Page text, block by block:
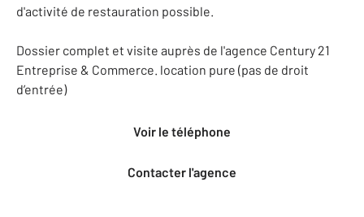
d'activité de restauration possible.
Dossier complet et visite auprès de l'agence Century 21
Entreprise & Commerce. location pure (pas de droit
d’entrée)
Voir le téléphone
Contacter l'agence